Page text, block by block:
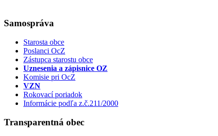
Samospráva
Starosta obce
Poslanci OcZ
Zástupca starostu obce
Uznesenia a zápisnice OZ
Komisie pri OcZ
VZN
Rokovací poriadok
Informácie podľa z.č.211/2000
Transparentná obec